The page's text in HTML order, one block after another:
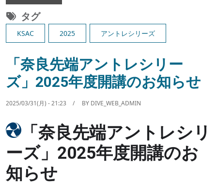
タグ
KSAC 2025 アントレシリーズ
「奈良先端アントレシリー
ズ」2025年度開講のお知らせ
2025/03/31(月) - 21:23 BY DIVE_WEB_ADMIN
Image「奈良先端アントレシリ
ーズ」2025年度開講のお
知らせ